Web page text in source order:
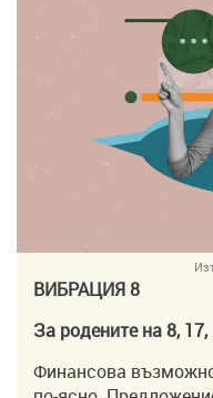
ВИБРАЦИЯ 8
За родените на 8,
Финансова